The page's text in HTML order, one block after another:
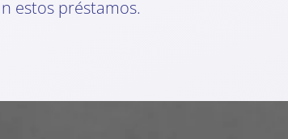
estos préstamos.